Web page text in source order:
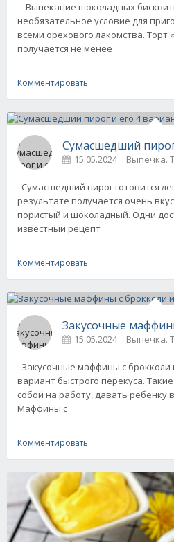
Выпекание шоколадных
необязательное условие для
всеми орехового лакомства. Торт
получается не менее
Комментировать
Сумасшедший
15.05.2024 Выпечка.
Сумасшедший пирог готовится
результате получается очень
пористый и шоколадный. Одни
известный рецепт
Комментировать
Закусочные
15.05.2024 Выпечка.
Закусочные маффины с
вариант быстрого перекуса.
собой на работу, давать ребенку
Маффины с
Комментировать